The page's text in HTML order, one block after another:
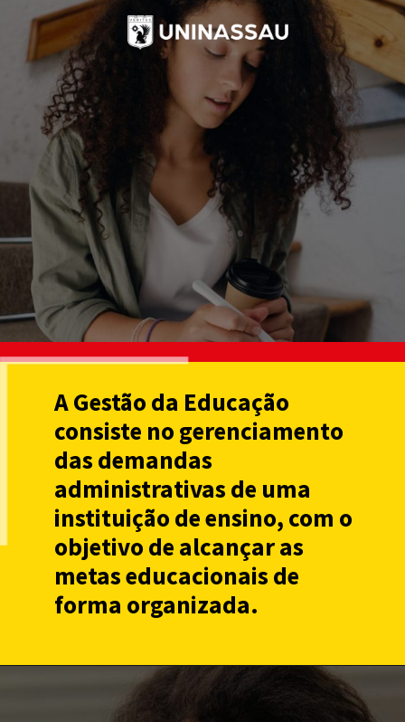
A Gestão da Educação
consiste no gerenciamento
das demandas
administrativas de uma
instituição de ensino, com o
objetivo de alcançar as
metas educacionais de
forma organizada.